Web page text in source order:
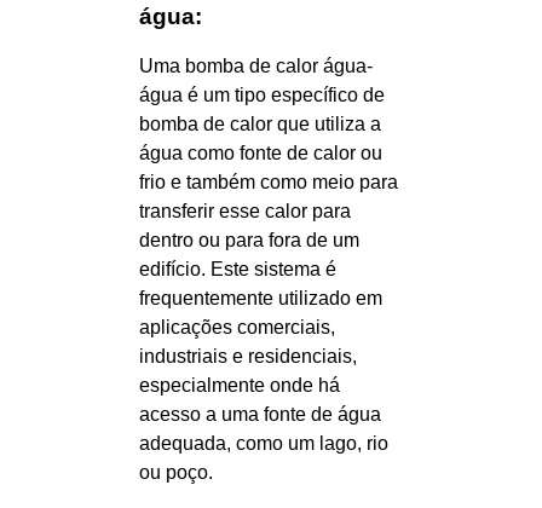
água:
Uma bomba de calor água-
água é um tipo específico de
bomba de calor que utiliza a
água como fonte de calor ou
frio e também como meio para
transferir esse calor para
dentro ou para fora de um
edifício. Este sistema é
frequentemente utilizado em
aplicações comerciais,
industriais e residenciais,
especialmente onde há
acesso a uma fonte de água
adequada, como um lago, rio
ou poço.